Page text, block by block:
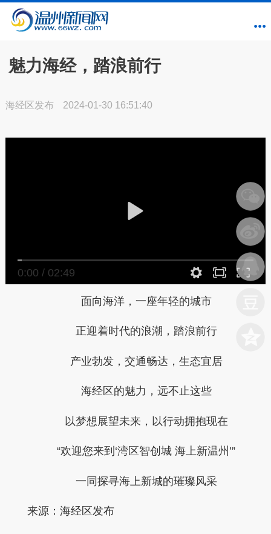
魅力海经，踏浪前行
海经区发布 2024-01-30 16:51:40
0:00 / 02:49
面向海洋，一座年轻的城市
正迎着时代的浪潮，踏浪前行
产业勃发，交通畅达，生态宜居
海经区的魅力，远不止这些
以梦想展望未来，以行动拥抱现在
“欢迎您来到‘湾区智创城 海上新温州’”
一同探寻海上新城的璀璨风采
来源： 海经区发布